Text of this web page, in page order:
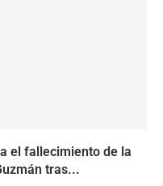
el fallecimiento de la
tras...